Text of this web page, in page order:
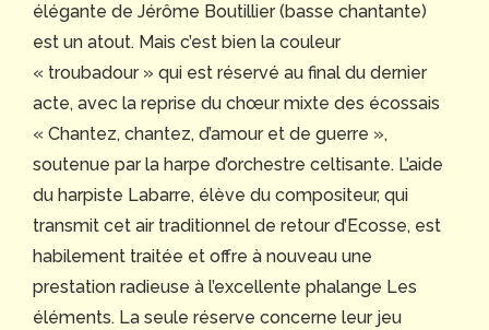
élégante de Jérôme Boutillier (basse chantante)
est un atout. Mais c’est bien la couleur
« troubadour » qui est réservé au final du dernier
acte, avec la reprise du chœur mixte des écossais
« Chantez, chantez, d’amour et de guerre »,
soutenue par la harpe d’orchestre celtisante. L’aide
du harpiste Labarre, élève du compositeur, qui
transmit cet air traditionnel de retour d’Ecosse, est
habilement traitée et offre à nouveau une
prestation radieuse à l’excellente phalange Les
éléments. La seule réserve concerne leur jeu